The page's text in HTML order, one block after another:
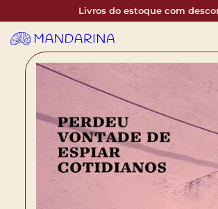
Livros do estoque com